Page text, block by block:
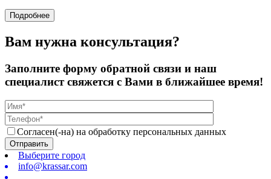
Подробнее
Вам нужна консультация?
Заполните форму обратной связи и наш
специалист свяжется с Вами в ближайшее время!
Согласен(-на) на обработку персональных данных
Выберите город
info@krassar.com